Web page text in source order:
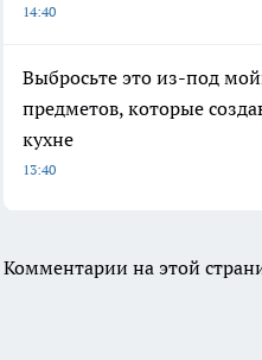
14:40
Выбросьте это из-под
предметов, которые
кухне
13:40
Комментарии на этой